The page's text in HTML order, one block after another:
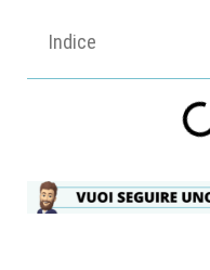
Indice